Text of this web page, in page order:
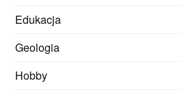
Edukacja
Geologia
Hobby